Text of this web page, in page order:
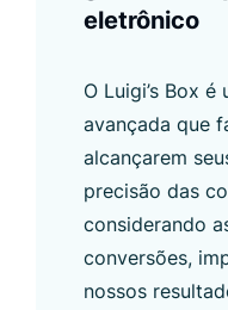
eletrônico
O Luigi’s Box
avançada que
alcançarem
precisão das
considerando
conversões,
nossos